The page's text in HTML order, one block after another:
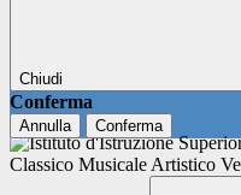
Chiudi
Conferma
Annulla Conferma